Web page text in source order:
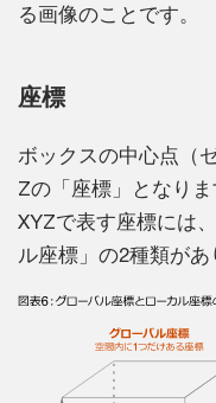
る画像のことです。
座標
ボックスの中心点（
Zの「座標」となりま
XYZで表す座標には
ル座標」の2種類があ